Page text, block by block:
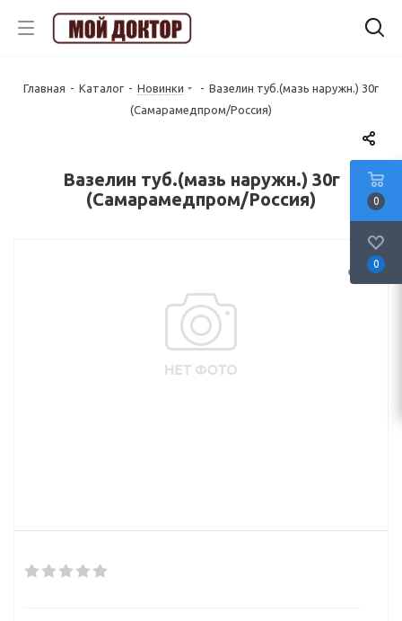
Главная - Каталог - Новинки - Вазелин туб.(мазь наружн.) 30г
(Самарамедпром/Россия)
Вазелин туб.(мазь наружн.) 30г
(Самарамедпром/Россия)
0
0